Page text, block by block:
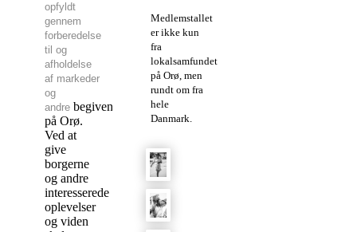
opfyldt
gennem
forberedelse
til og
afholdelse
af markeder
og
andre begivenheder
på Orø.
Ved at
give
borgerne
og andre
interesserede
oplevelser
og viden
Medlemstallet
er ikke kun
fra
lokalsamfundet
på Orø, men
rundt om fra
hele
Danmark.